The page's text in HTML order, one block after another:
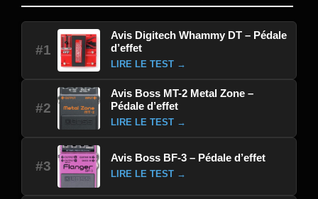
#1
Avis Digitech Whammy DT – Pédale
d’effet
LIRE LE TEST →
#2
Avis Boss MT-2 Metal Zone –
Pédale d’effet
LIRE LE TEST →
#3
Avis Boss BF-3 – Pédale d’effet
LIRE LE TEST →